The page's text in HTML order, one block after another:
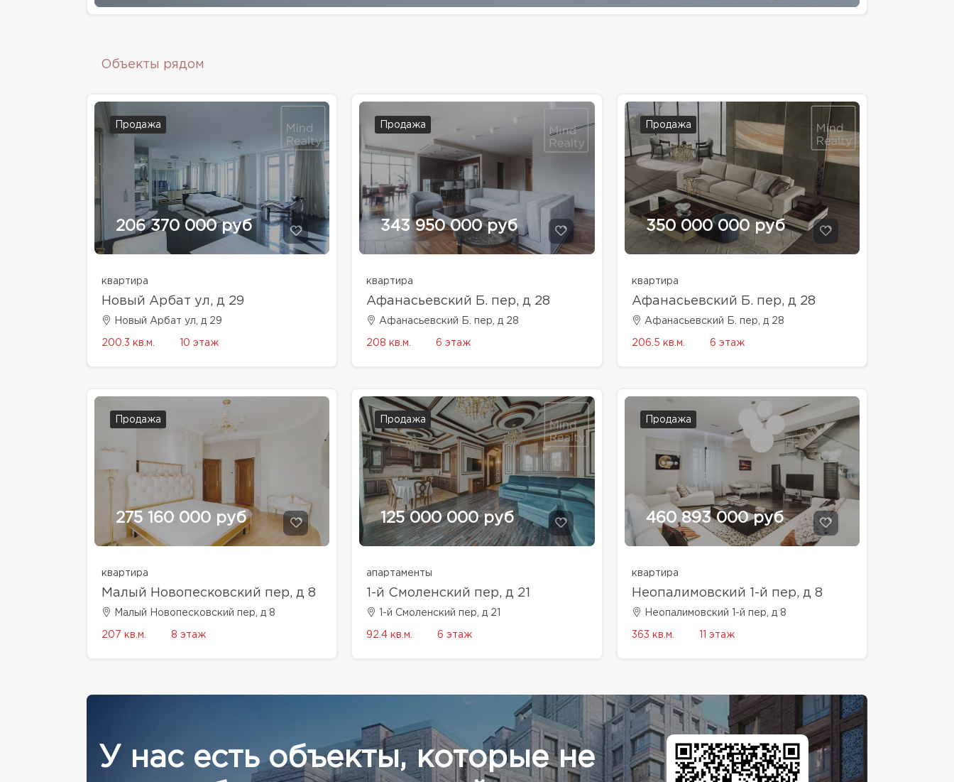
Объекты рядом
Продажа
206 370 000 руб
квартира
Новый Арбат ул, д 29
Новый Арбат ул, д 29
200.3 кв.м. 10 этаж
Продажа
343 950 000 руб
квартира
Афанасьевский Б. пер, д 28
Афанасьевский Б. пер, д 28
208 кв.м. 6 этаж
Продажа
350 000 000 руб
квартира
Афанасьевский Б. пер, д 28
Афанасьевский Б. пер, д 28
206.5 кв.м. 6 этаж
Продажа
275 160 000 руб
квартира
Малый Новопесковский пер, д 8
Малый Новопесковский пер, д 8
207 кв.м. 8 этаж
Продажа
125 000 000 руб
апартаменты
1-й Смоленский пер, д 21
1-й Смоленский пер, д 21
92.4 кв.м. 6 этаж
Продажа
460 893 000 руб
квартира
Неопалимовский 1-й пер, д 8
Неопалимовский 1-й пер, д 8
363 кв.м. 11 этаж
У нас есть объекты, которые не